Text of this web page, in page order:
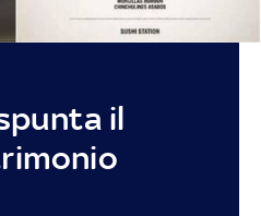
il